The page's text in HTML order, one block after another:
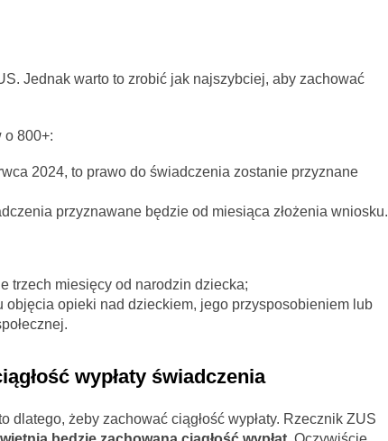
Jednak warto to zrobić jak najszybciej, aby zachować
o 800+:
2024, to prawo do świadczenia zostanie przyznane
przyznawane będzie od miesiąca złożenia wniosku.
trzech miesięcy od narodzin dziecka;
opieki nad dzieckiem, jego przysposobieniem lub
wypłaty świadczenia
dlatego, żeby zachować ciągłość wypłaty. Rzecznik ZUS